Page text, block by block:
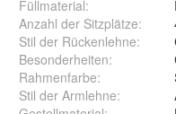
Füllmaterial:
Anzahl der Sitzplätze:
Stil der Rückenlehne:
Besonderheiten:
Rahmenfarbe:
Stil der Armlehne: